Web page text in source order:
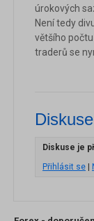
úrokových
Není tedy
většího
traderů se
Diskuse je
Přihlásit se